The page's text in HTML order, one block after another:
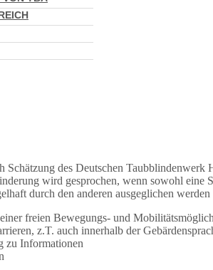
Schätzung des Deutschen
wird gesprochen, wenn sowohl eine
durch den anderen ausgeglichen
freien Bewegungs- und
z.T. auch innerhalb der
zu Informationen